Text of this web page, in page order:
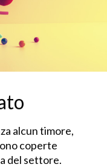
alcun timore,
coperte
del settore.